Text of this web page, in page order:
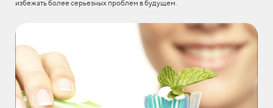
избежать более серьезных проблем в будущем.